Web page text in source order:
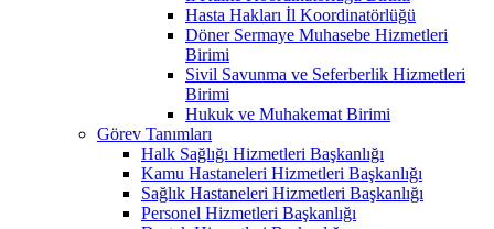
Hasta Hakları İl Koordinatörlüğü
Döner Sermaye Muhasebe Hizmetleri
Birimi
Sivil Savunma ve Seferberlik Hizmetleri
Birimi
Hukuk ve Muhakemat Birimi
Görev Tanımları
Halk Sağlığı Hizmetleri Başkanlığı
Kamu Hastaneleri Hizmetleri Başkanlığı
Sağlık Hastaneleri Hizmetleri Başkanlığı
Personel Hizmetleri Başkanlığı